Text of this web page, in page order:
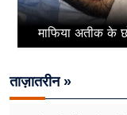
माफिया अतीक के
ताज़ातरीन »